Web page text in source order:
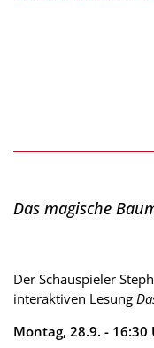
Das magische
Der Schauspieler
interaktiven Lesung
Montag, 28.9. - 16:30